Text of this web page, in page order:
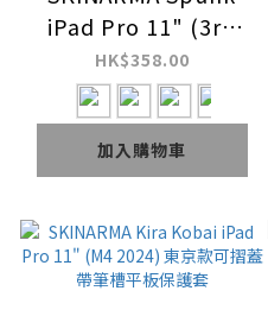
iPad Pro 11" (3rd
4th) / iPad Air 10.9"
(4th 5th) 可摺蓋帶筆
槽平板保護套
HK$358.00
加入購物車